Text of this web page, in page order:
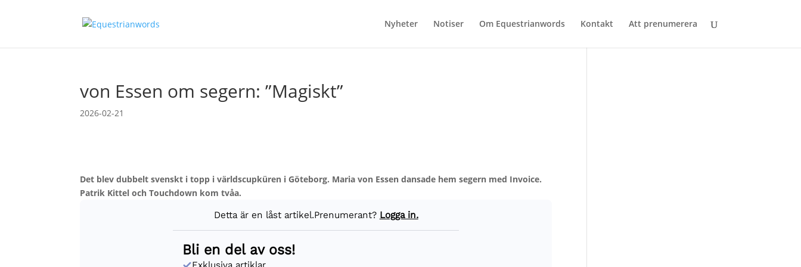
Nyheter Notiser Om Equestrianwords Kontakt Att prenumerera
von Essen om segern: ”Magiskt”
2026-02-21
Det blev dubbelt svenskt i topp i världscupküren i Göteborg. Maria von Essen dansade hem segern med Invoice.
Patrik Kittel och Touchdown kom tvåa.